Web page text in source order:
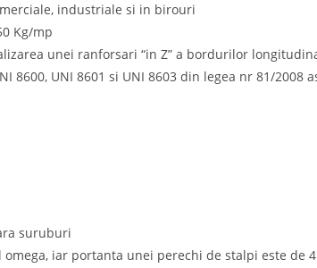
industriale si in birouri
Kg/mp
unei ranforsari “in Z” a bordurilor
8600, UNI 8601 si UNI 8603 din legea nr 81/2008
suruburi
iar portanta unei perechi de stalpi este de